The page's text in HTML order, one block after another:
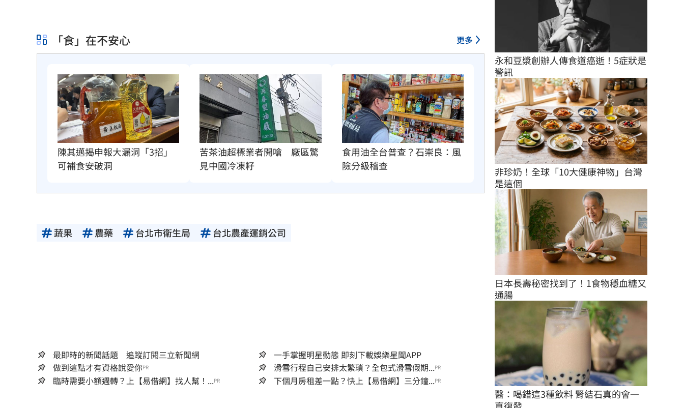
「食」在不安心 更多
陳其邁揭申報大漏洞「3招」
可補食安破洞
苦茶油超標業者開嗆　廠區驚
見中國冷凍籽
食用油全台普查？石崇良：風
險分級稽查
蔬果 農藥 台北市衛生局 台北農產運銷公司
最即時的新聞話題 追蹤訂閱三立新聞網
一手掌握明星動態 即刻下載娛樂星聞APP
做到這點才有資格說愛你PR 滑雪行程自己安排太繁瑣？全包式滑雪假期...PR
臨時需要小額週轉？上【易借網】找人幫！...PR 下個月房租差一點？快上【易借網】三分鐘...PR
永和豆漿創辦人傳食道癌逝！5症狀是
警訊
非珍奶！全球「10大健康神物」台灣
是這個
日本長壽秘密找到了！1食物穩血糖又
通腸
醫：喝錯這3種飲料 腎結石真的會一